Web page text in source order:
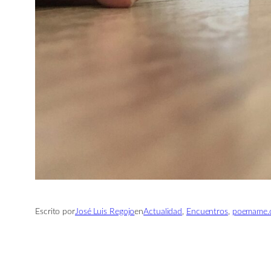
Escrito porJosé Luis RegojoenActualidad , Encuentros,